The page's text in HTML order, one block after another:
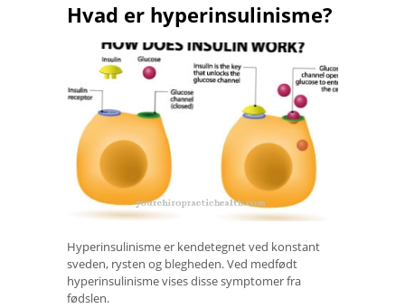
Hvad er hyperinsulinisme?
Hyperinsulinisme er kendetegnet ved konstant
sveden, rysten og blegheden. Ved medfødt
hyperinsulinisme vises disse symptomer fra
fødslen.